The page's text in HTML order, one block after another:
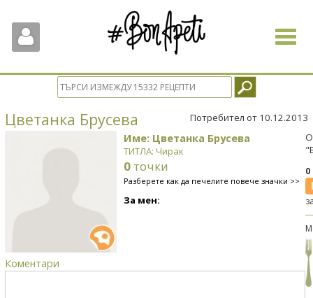
Toggle
Цветанка Брусева Потребител от 10.12.2013
Име: Цветанка Брусева
ТИТЛА: Чирак
0 точки
Разберете как да печелите повече значки >>
За мен:
Коментари